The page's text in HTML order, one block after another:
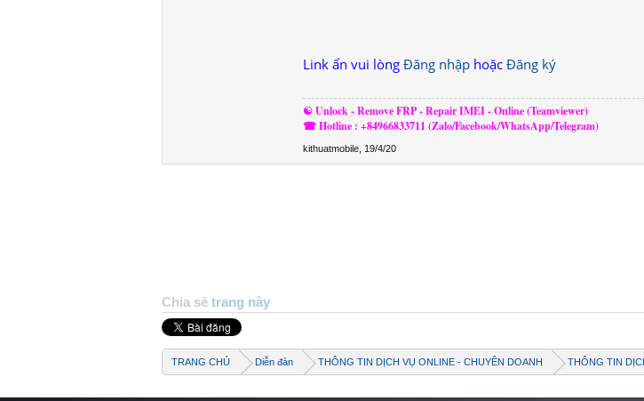
Link ẩn vui lòng Đăng nhập hoặc Đăng ký
☯ Unlock - Remove FRP - Repair IMEI - Online (Teamviewer)
☎ Hotline : +84966833711 (Zalo/Facebook/WhatsApp/Telegram)
kithuatmobile 19/4/20
Chia sẻ trang này
TRANG CHỦ Diễn đàn THÔNG TIN DỊCH VỤ ONLINE - CHUYÊN DOANH THÔNG TIN